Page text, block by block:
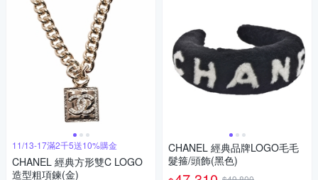
11/13-17滿2千5送10%購金
CHANEL 經典方形雙C LOGO
造型粗項鍊(金)
CHANEL 經典品牌LOGO毛毛
髮箍/頭飾(黑色)